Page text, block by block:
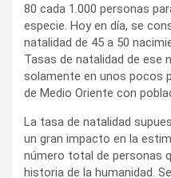
80 cada 1.000 personas
especie. Hoy en día, se
natalidad de 45 a 50
Tasas de natalidad de ese
solamente en unos pocos
de Medio Oriente con
La tasa de natalidad
un gran impacto en la
número total de personas
historia de la humanidad.